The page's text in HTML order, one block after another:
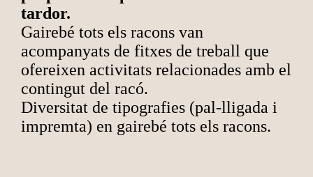
tardor.
Gairebé tots els racons van
acompanyats de fitxes de treball que
ofereixen activitats relacionades amb el
contingut del racó.
Diversitat de tipografies (pal-lligada i
impremta) en gairebé tots els racons.